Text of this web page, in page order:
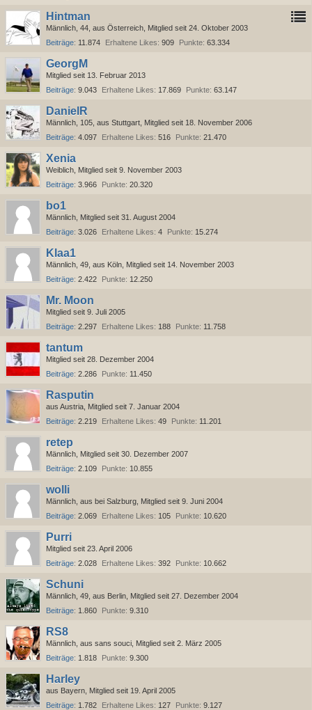
Hintman
Männlich 44 aus Österreich Mitglied seit 24. Oktober 2003
Beiträge 11.874 Erhaltene Likes 909 Punkte 63.334
GeorgM
Mitglied seit 13. Februar 2013
Beiträge 9.043 Erhaltene Likes 17.869 Punkte 63.147
DanielR
Männlich 105 aus Stuttgart Mitglied seit 18. November 2006
Beiträge 4.097 Erhaltene Likes 516 Punkte 21.470
Xenia
Weiblich Mitglied seit 9. November 2003
Beiträge 3.966 Punkte 20.320
bo1
Männlich Mitglied seit 31. August 2004
Beiträge 3.026 Erhaltene Likes 4 Punkte 15.274
Klaa1
Männlich 49 aus Köln Mitglied seit 14. November 2003
Beiträge 2.422 Punkte 12.250
Mr. Moon
Mitglied seit 9. Juli 2005
Beiträge 2.297 Erhaltene Likes 188 Punkte 11.758
tantum
Mitglied seit 28. Dezember 2004
Beiträge 2.286 Punkte 11.450
Rasputin
aus Austria Mitglied seit 7. Januar 2004
Beiträge 2.219 Erhaltene Likes 49 Punkte 11.201
retep
Männlich Mitglied seit 30. Dezember 2007
Beiträge 2.109 Punkte 10.855
wolli
Männlich aus bei Salzburg Mitglied seit 9. Juni 2004
Beiträge 2.069 Erhaltene Likes 105 Punkte 10.620
Purri
Mitglied seit 23. April 2006
Beiträge 2.028 Erhaltene Likes 392 Punkte 10.662
Schuni
Männlich 49 aus Berlin Mitglied seit 27. Dezember 2004
Beiträge 1.860 Punkte 9.310
RS8
Männlich aus sans souci Mitglied seit 2. März 2005
Beiträge 1.818 Punkte 9.300
Harley
aus Bayern Mitglied seit 19. April 2005
Beiträge 1.782 Erhaltene Likes 127 Punkte 9.127